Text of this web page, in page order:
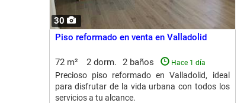
30
Piso reformado en venta en Valladolid
72 m² 2 dorm. 2 baños Hace 1 día
Precioso piso reformado en Valladolid, ideal
para disfrutar de la vida urbana con todos los
servicios a tu alcance.